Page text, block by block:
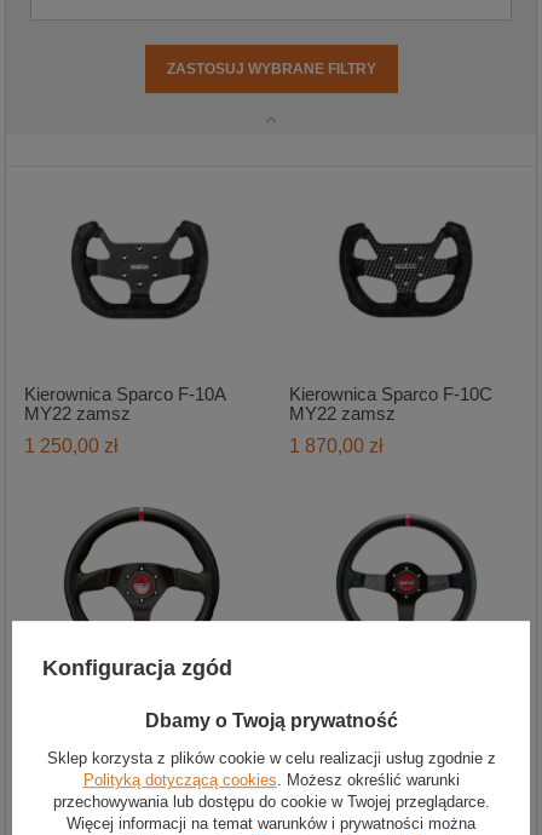
ZASTOSUJ WYBRANE FILTRY
Kierownica Sparco F-10A
MY22 zamsz
1 250,00 zł
Kierownica Sparco F-10C
MY22 zamsz
1 870,00 zł
Kierownica Sparco R383
Champion czarna
1 090,00 zł
Kierownica Sparco Champion
330
1 085,00 zł
Konfiguracja zgód
Dbamy o Twoją prywatność
Sklep korzysta z plików cookie w celu realizacji usług zgodnie z
Polityką dotyczącą cookies. Możesz określić warunki
przechowywania lub dostępu do cookie w Twojej przeglądarce.
Więcej informacji na temat warunków i prywatności można